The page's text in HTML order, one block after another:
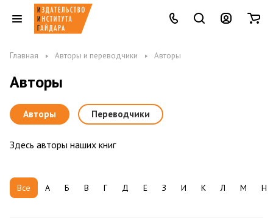
Главная Авторы и переводчики Авторы
Авторы
Авторы Переводчики
Здесь авторы наших книг
Все А Б В Г Д Е З И К Л М Н